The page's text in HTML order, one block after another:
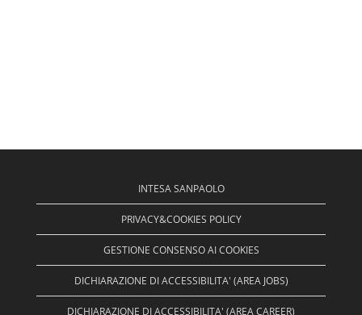
INTESA SANPAOLO
PRIVACY&COOKIES POLICY
GESTIONE CONSENSO AI COOKIES
DICHIARAZIONE DI ACCESSIBILITA' (AREA JOBS)
DICHIARAZIONE DI ACCESSIBILITA' (AREA CAREER)